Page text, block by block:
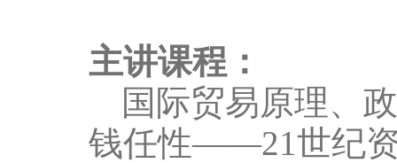
主讲课程：
国际贸易原理、
钱任性——21世纪